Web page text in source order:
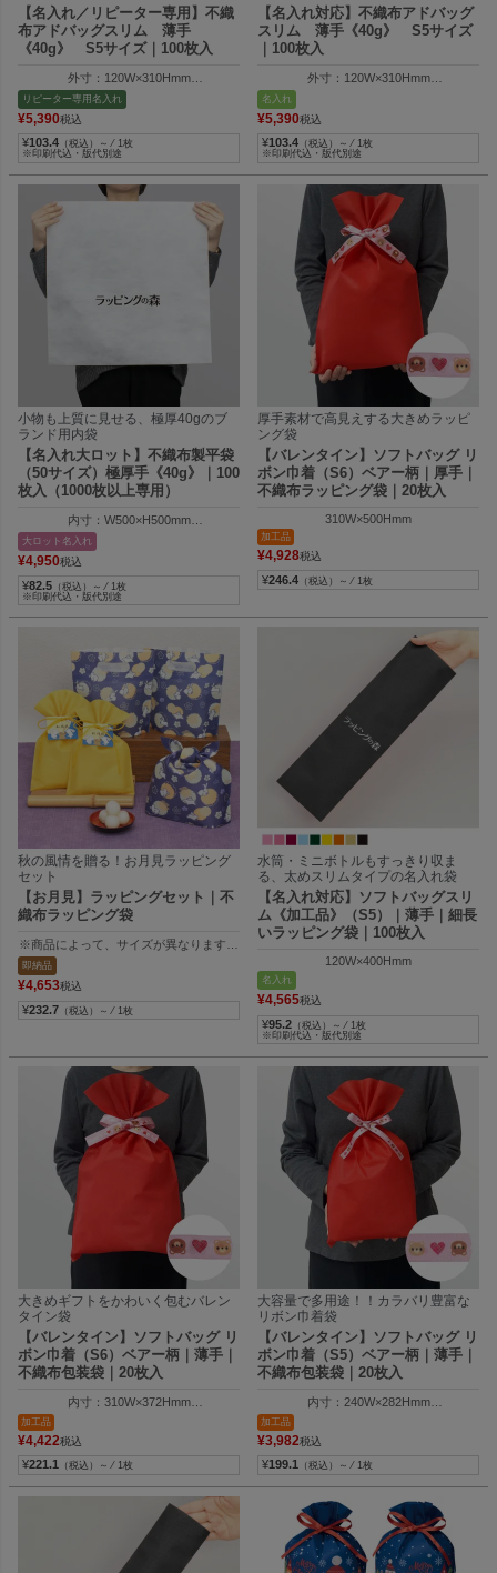
【名入れ／リピーター専用】不織
布アドバッグスリム 薄手
《40g》 S5サイズ｜100枚入
外寸：120W×310Hmm
内寸：120W×245Hmm
リピーター専用名入れ
¥5,390税込
¥103.4 （税込）～ ⁄ 1枚
※印刷代込・版代別途
【名入れ対応】不織布アドバッグ
スリム 薄手《40g》 S5サイズ
｜100枚入
外寸：120W×310Hmm
名入れ
¥5,390税込
¥103.4 （税込）～ ⁄ 1枚
※印刷代込・版代別途
小物も上質に見せる、極厚40gのブ
ランド用内袋
【名入れ大ロット】不織布製平袋
（50サイズ）極厚手《40g》｜100
枚入（1000枚以上専用）
内寸：W500×H500mm
外寸：W510×H505mm
大ロット名入れ
¥4,950税込
¥82.5 （税込）～ ⁄ 1枚
※印刷代込・版代別途
厚手素材で高見えする大きめラッピ
ング袋
【バレンタイン】ソフトバッグ リ
ボン巾着（S6）ベアー柄｜厚手｜
不織布ラッピング袋｜20枚入
310W×500Hmm
加工品
¥4,928税込
¥246.4 （税込）～ ⁄ 1枚
秋の風情を贈る！お月見ラッピング
セット
【お月見】ラッピングセット｜不
織布ラッピング袋
※商品によって、サイズが異なります。
１）内寸：120W×115H×80Dmm、外寸：120W×130H×80Dmm
２） 内寸：140W×173H×100Dmm、外寸：140W×188H×10Dmm
３）内寸：150W×170Hmm、外寸：150W×250Hmm
即納品
¥4,653税込
¥232.7 （税込）～ ⁄ 1枚
水筒・ミニボトルもすっきり収ま
る、太めスリムタイプの名入れ袋
【名入れ対応】ソフトバッグスリ
ム《加工品》（S5）｜薄手｜細長
いラッピング袋｜100枚入
120W×400Hmm
名入れ
¥4,565税込
¥95.2 （税込）～ ⁄ 1枚
※印刷代込・版代別途
大きめギフトをかわいく包むバレン
タイン袋
【バレンタイン】ソフトバッグ リ
ボン巾着（S6）ベアー柄｜薄手｜
不織布包装袋｜20枚入
内寸：310W×372Hmm
加工品
¥4,422税込
¥221.1 （税込）～ ⁄ 1枚
大容量で多用途！！カラバリ豊富な
リボン巾着袋
【バレンタイン】ソフトバッグ リ
ボン巾着（S5）ベアー柄｜薄手｜
不織布包装袋｜20枚入
内寸：240W×282Hmm
加工品
¥3,982税込
¥199.1 （税込）～ ⁄ 1枚